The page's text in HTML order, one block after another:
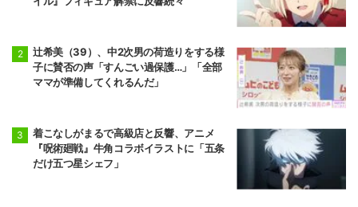
辻希美（39）、中2次男の荷造りをする様
子に賛否の声「すんごい過保護…」「全部
ママが準備してくれるんだ」
着こなしがまるで高級店と反響、アニメ
『呪術廻戦』牛角コラボイラストに「五条
だけ五つ星シェフ」